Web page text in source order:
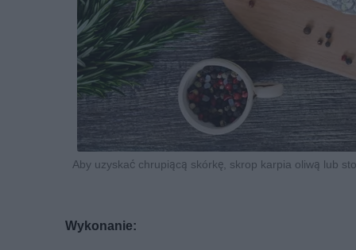
Aby uzyskać chrupiącą skórkę, skrop karpia oliwą lub
Wykonanie: